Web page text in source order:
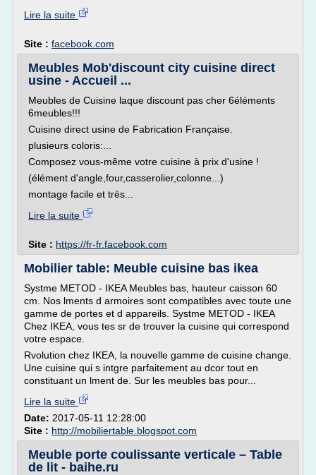
Lire la suite
Site : facebook.com
Meubles Mob'discount city cuisine direct
usine - Accueil ...
Meubles de Cuisine laque discount pas cher 6éléments
6meubles!!!
Cuisine direct usine de Fabrication Française.
plusieurs coloris:...
Composez vous-même votre cuisine à prix d'usine !
(élément d'angle,four,casserolier,colonne...)
montage facile et très...
Lire la suite
Site : https://fr-fr.facebook.com
Mobilier table: Meuble cuisine bas ikea
Systme METOD - IKEA Meubles bas, hauteur caisson 60
cm. Nos lments d armoires sont compatibles avec toute une
gamme de portes et d appareils. Systme METOD - IKEA
Chez IKEA, vous tes sr de trouver la cuisine qui correspond
votre espace.
Rvolution chez IKEA, la nouvelle gamme de cuisine change.
Une cuisine qui s intgre parfaitement au dcor tout en
constituant un lment de. Sur les meubles bas pour...
Lire la suite
Date: 2017-05-11 12:28:00
Site : http://mobiliertable.blogspot.com
Meuble porte coulissante verticale – Table
de lit - baihe.ru